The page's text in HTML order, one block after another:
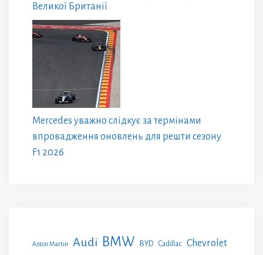
Великої Британії
Mercedes уважно слідкує за термінами
впровадження оновлень для решти сезону
F1 2026
Aston Martin Audi BMW BYD Cadillac Chevrolet